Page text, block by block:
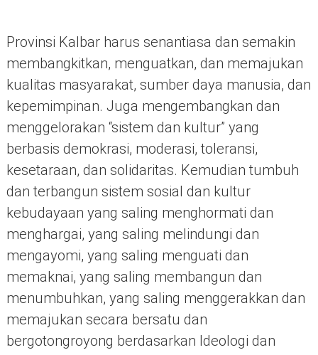
Provinsi Kalbar harus senantiasa dan semakin
membangkitkan, menguatkan, dan memajukan
kualitas masyarakat, sumber daya manusia, dan
kepemimpinan. Juga mengembangkan dan
menggelorakan “sistem dan kultur” yang
berbasis demokrasi, moderasi, toleransi,
kesetaraan, dan solidaritas. Kemudian tumbuh
dan terbangun sistem sosial dan kultur
kebudayaan yang saling menghormati dan
menghargai, yang saling melindungi dan
mengayomi, yang saling menguati dan
memaknai, yang saling membangun dan
menumbuhkan, yang saling menggerakkan dan
memajukan secara bersatu dan
bergotongroyong berdasarkan Ideologi dan